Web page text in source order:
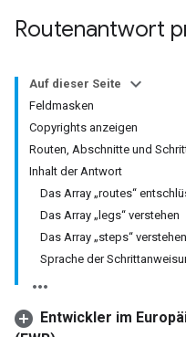
Routenantwort
Auf dieser Seite
Feldmasken
Copyrights anzeigen
Routen, Abschnitte und
Inhalt der Antwort
Das Array „routes“
Das Array „legs“ verstehen
Das Array „steps“ verstehen
Sprache der
Entwickler im